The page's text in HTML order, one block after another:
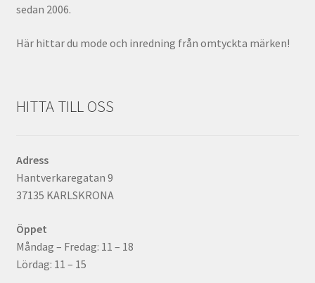
sedan 2006.
Här hittar du mode och inredning från omtyckta märken!
HITTA TILL OSS
Adress
Hantverkaregatan 9
37135 KARLSKRONA
Öppet
Måndag – Fredag: 11 – 18
Lördag: 11 – 15